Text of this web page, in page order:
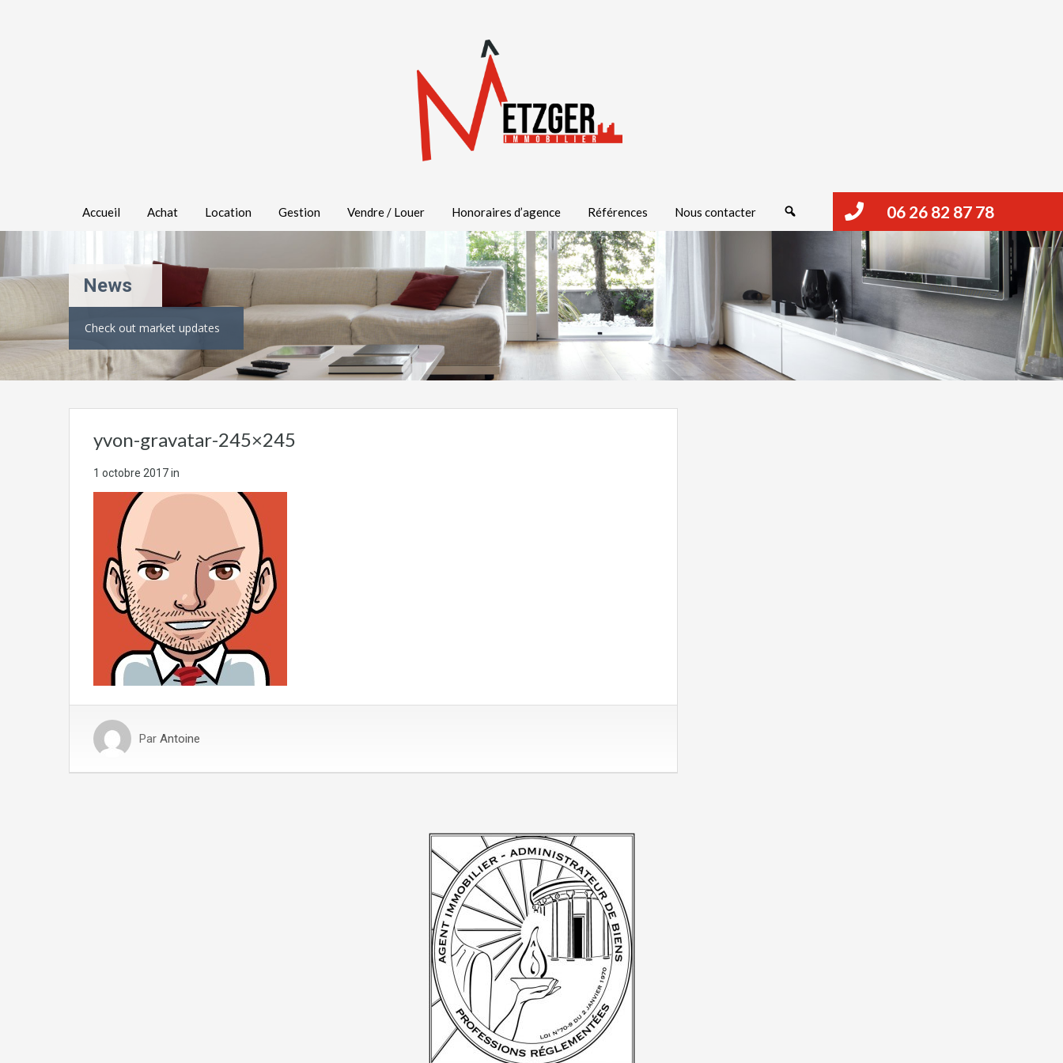
Accueil Achat Location Gestion Vendre / Louer Honoraires d’agence Références Nous contacter Rechercher 06 26 82 87 78
News
Check out market updates
yvon-gravatar-245×245
1 octobre 2017in
Par Antoine